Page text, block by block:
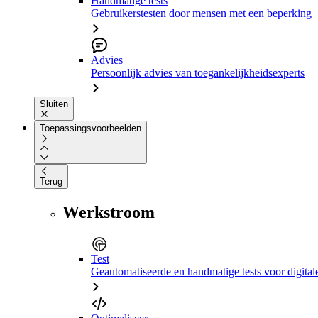
Gebruikerstesten door mensen met een beperking
Advies
Persoonlijk advies van toegankelijkheidsexperts
Sluiten
Toepassingsvoorbeelden
Terug
Werkstroom
Test
Geautomatiseerde en handmatige tests voor